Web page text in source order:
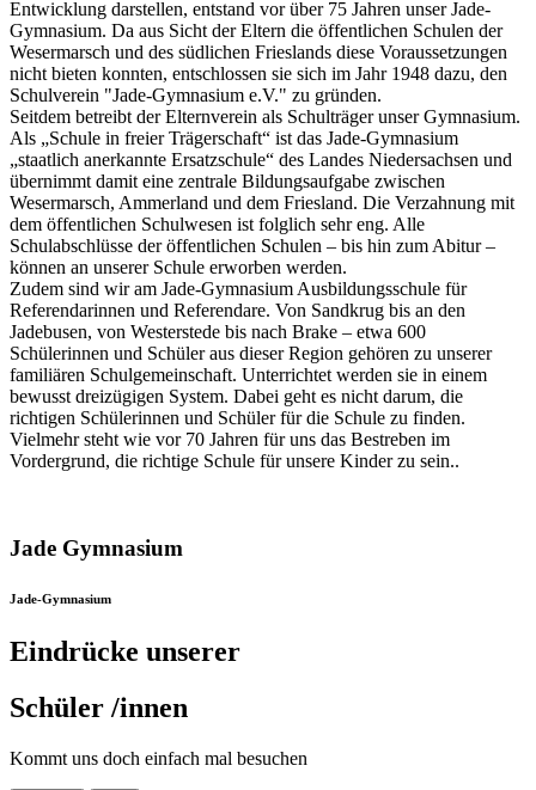
Entwicklung darstellen, entstand vor über 75 Jahren unser Jade-
Gymnasium. Da aus Sicht der Eltern die öffentlichen Schulen der
Wesermarsch und des südlichen Frieslands diese Voraussetzungen
nicht bieten konnten, entschlossen sie sich im Jahr 1948 dazu, den
Schulverein "Jade-Gymnasium e.V." zu gründen.
Seitdem betreibt der Elternverein als Schulträger unser Gymnasium.
Als „Schule in freier Trägerschaft“ ist das Jade-Gymnasium
„staatlich anerkannte Ersatzschule“ des Landes Niedersachsen und
übernimmt damit eine zentrale Bildungsaufgabe zwischen
Wesermarsch, Ammerland und dem Friesland. Die Verzahnung mit
dem öffentlichen Schulwesen ist folglich sehr eng. Alle
Schulabschlüsse der öffentlichen Schulen – bis hin zum Abitur –
können an unserer Schule erworben werden.
Zudem sind wir am Jade-Gymnasium Ausbildungsschule für
Referendarinnen und Referendare. Von Sandkrug bis an den
Jadebusen, von Westerstede bis nach Brake – etwa 600
Schülerinnen und Schüler aus dieser Region gehören zu unserer
familiären Schulgemeinschaft. Unterrichtet werden sie in einem
bewusst dreizügigen System. Dabei geht es nicht darum, die
richtigen Schülerinnen und Schüler für die Schule zu finden.
Vielmehr steht wie vor 70 Jahren für uns das Bestreben im
Vordergrund, die richtige Schule für unsere Kinder zu sein..
Jade Gymnasium
Jade-Gymnasium
Eindrücke unserer
Schüler /innen
Kommt uns doch einfach mal besuchen